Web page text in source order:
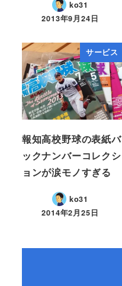
ko31
2013年9月24日
サービス
報知高校野球の表紙バ
ックナンバーコレクシ
ョンが涙モノすぎる
ko31
2014年2月25日